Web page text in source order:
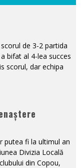
de 3-2 partida
bifat al 4-lea succes
scorul, dar echipa
putea fi la ultimul an
Divizia Locală
din Copou,